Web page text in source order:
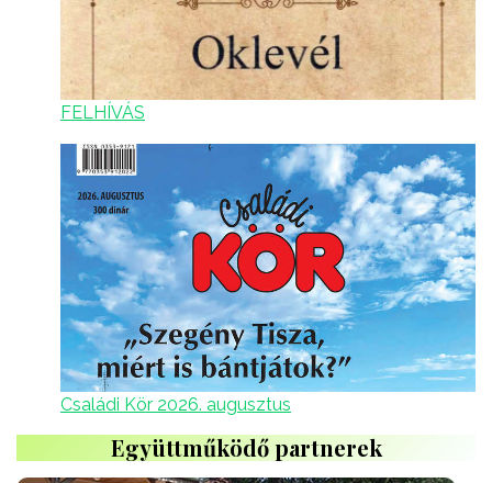
FELHÍVÁS
Családi Kör 2026. augusztus
Együttműködő partnerek